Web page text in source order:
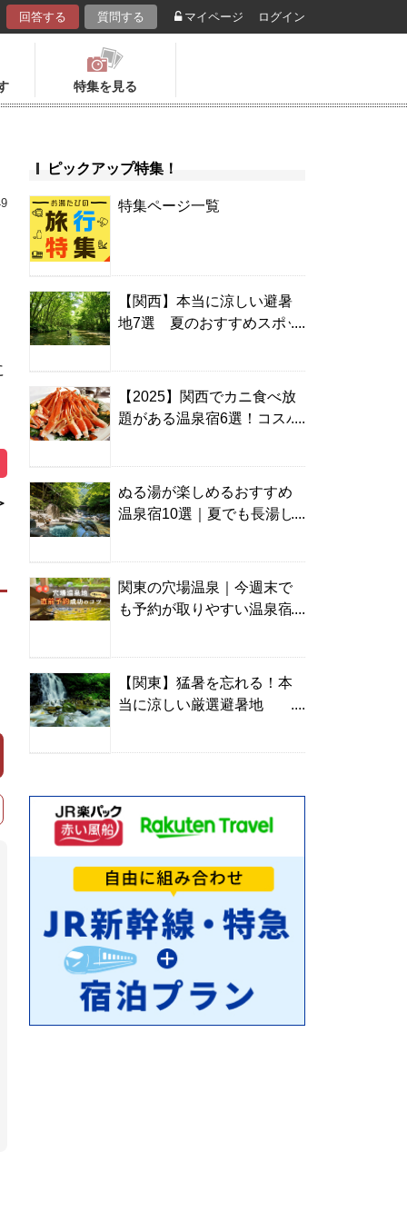
回答する 質問する マイページ ログイン
特集を見る
ピックアップ特集！
特集ページ一覧
【関西】本当に涼しい避暑
地7選 夏のおすすめスポッ
【2025】関西でカニ食べ放
題がある温泉宿6選！コスパ
ぬる湯が楽しめるおすすめ
温泉宿10選｜夏でも長湯し
関東の穴場温泉｜今週末で
も予約が取りやすい温泉宿
【関東】猛暑を忘れる！本
当に涼しい厳選避暑地